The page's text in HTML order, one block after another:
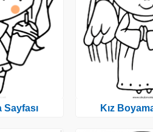
Sayfası Kız